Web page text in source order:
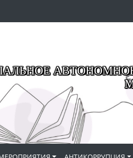
АВТОНОМНОЕ